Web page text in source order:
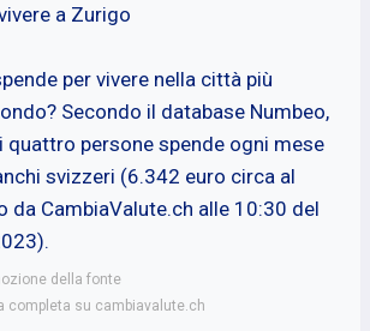
a Zurigo
per vivere nella città più
Secondo il database Numbeo,
quattro persone spende ogni mese
svizzeri (6.342 euro circa al
CambiaValute.ch alle 10:30 del
della fonte
completa su cambiavalute.ch